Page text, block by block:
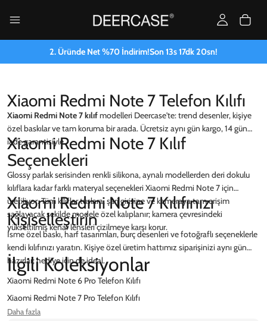
2. Üründe Net %70 İndirim!Son13s17dk20sn!
Xiaomi Redmi Note 7 Telefon Kılıfı
Xiaomi Redmi Note 7 kılıfmodelleri Deercase'te: trend desenler, kişiye
özel baskılar ve tam koruma bir arada. Ücretsiz aynı gün kargo, 14 gün
iade garantisiyle.
Xiaomi Redmi Note 7 Kılıf
Seçenekleri
Glossy parlak serisinden renkli silikona, aynalı modellerden deri dokulu
kılıflara kadar farklı materyal seçenekleri Xiaomi Redmi Note 7 için
üretiliyor. Tüm kılıflar tuşlara, şarj girişine ve kameraya tam erişim
sağlayacak şekilde modele özel kalıplanır; kamera çevresindeki
yükseltilmiş kenar lensleri çizilmeye karşı korur.
Xiaomi Redmi Note 7 Kılıfınızı
Kişiselleştirin
İsme özel baskı, harf tasarımları, burç desenleri ve fotoğraflı seçeneklerle
kendi kılıfınızı yaratın. Kişiye özel üretim hattımız siparişinizi aynı gün
hazırlar; hediye için de ideal.
İlgili Koleksiyonlar
Xiaomi Redmi Note 6 Pro Telefon Kılıfı
Xiaomi Redmi Note 7 Pro Telefon Kılıfı
Xiaomi Redmi Note 8 Pro Telefon Kılıfı
Daha fazla